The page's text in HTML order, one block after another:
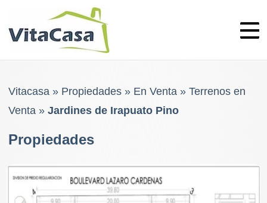
Vitacasa» Propiedades» En Venta» Terrenos en
Venta» Jardines de Irapuato Pino
Propiedades